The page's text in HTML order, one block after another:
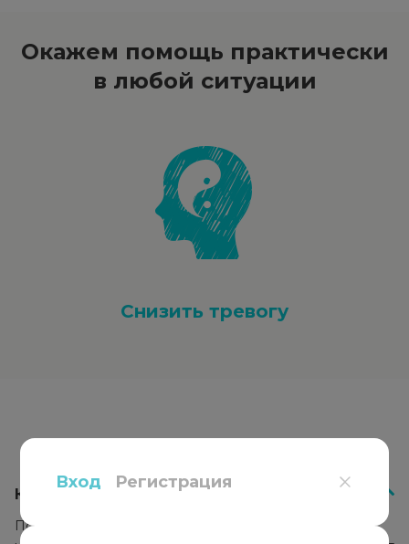
Окажем помощь практически
в любой ситуации
Снизить тревогу
Вопросыи ответы
Как работает психотерапия?
Психотерапевт подбирает подход к каждому клиенту,
Вход Регистрация